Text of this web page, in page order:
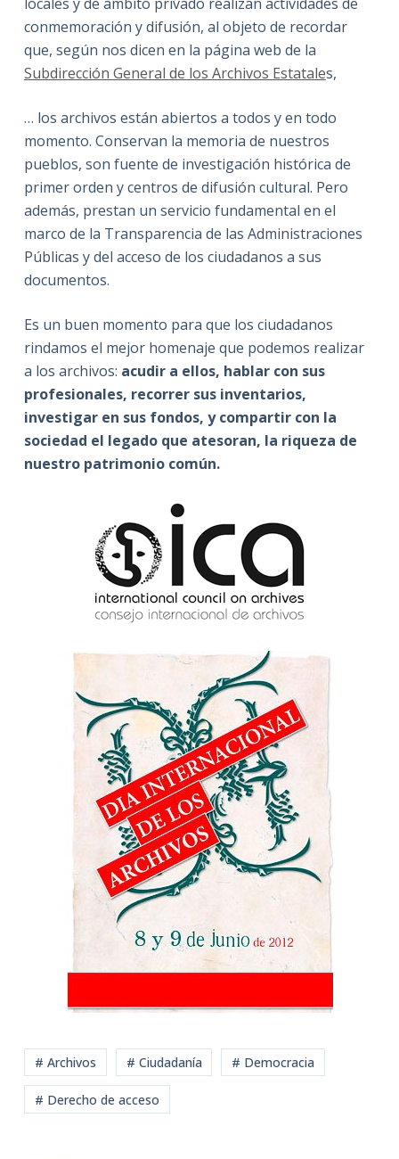
conmemoración y difusión, al objeto de recordar
que, según nos dicen en la página web de la
Subdirección General de los Archivos Estatales,
… los archivos están abiertos a todos y en todo
momento. Conservan la memoria de nuestros
pueblos, son fuente de investigación histórica de
primer orden y centros de difusión cultural. Pero
además, prestan un servicio fundamental en el
marco de la Transparencia de las Administraciones
Públicas y del acceso de los ciudadanos a sus
documentos.
Es un buen momento para que los ciudadanos
rindamos el mejor homenaje que podemos realizar
a los archivos: acudir a ellos, hablar con sus
profesionales, recorrer sus inventarios,
investigar en sus fondos, y compartir con la
sociedad el legado que atesoran, la riqueza de
nuestro patrimonio común.
# Archivos # Ciudadanía # Democracia
# Derecho de acceso